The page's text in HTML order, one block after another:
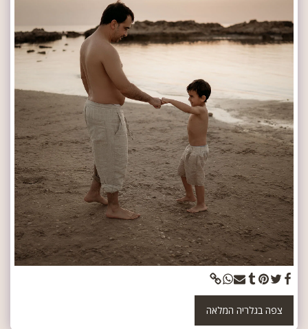
צפה בגלריה המלאה